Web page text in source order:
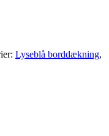
Lyseblå borddækning,